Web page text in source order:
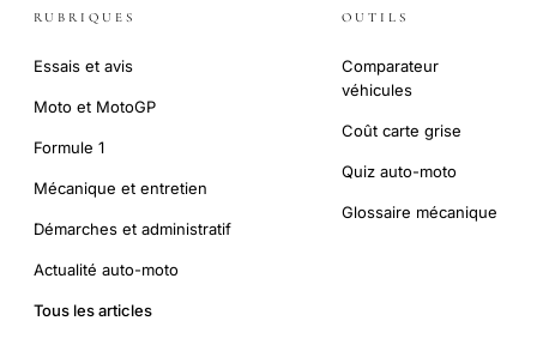
RUBRIQUES
Essais et avis
Moto et MotoGP
Formule 1
Mécanique et entretien
Démarches et administratif
Actualité auto-moto
Tous les articles
OUTILS
Comparateur
véhicules
Coût carte grise
Quiz auto-moto
Glossaire mécanique